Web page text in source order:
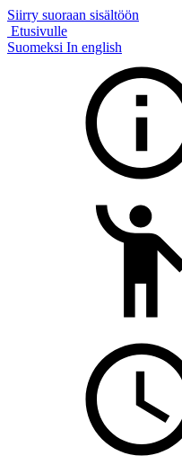
Siirry suoraan sisältöön
Etusivulle
Suomeksi In english